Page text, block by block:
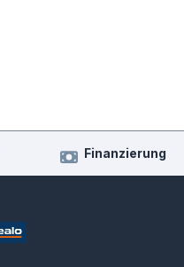
Finanzierung